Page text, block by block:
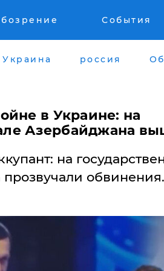
События
Украина россия
в Украине: на
Азербайджана
на
обвинения.